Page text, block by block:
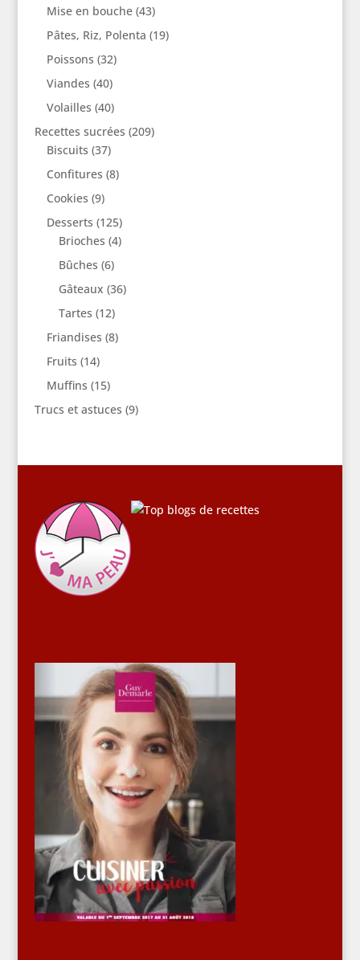
Mise en bouche(43)
Pâtes, Riz, Polenta (19)
Poissons (32)
Viandes (40)
Volailles (40)
Recettes sucrées (209)
Biscuits (37)
Confitures (8)
Cookies (9)
Desserts (125)
Brioches (4)
Bûches (6)
Gâteaux (36)
Tartes (12)
Friandises (8)
Fruits (14)
Muffins (15)
Trucs et astuces (9)